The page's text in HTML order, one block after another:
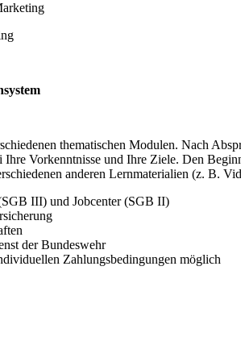
thematischen Modulen. Nach
Ihre Vorkenntnisse und Ihre Ziele. Den
anderen Lernmaterialien (z. B.
III) und Jobcenter (SGB II)
der Bundeswehr
Zahlungsbedingungen möglich